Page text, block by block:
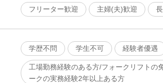
フリーター歓迎
主婦(夫)歓迎
学歴不問
学生不可 経験者優遇
工場勤務経験のある方/フォークリフトの
ークの実務経験2年以上ある方